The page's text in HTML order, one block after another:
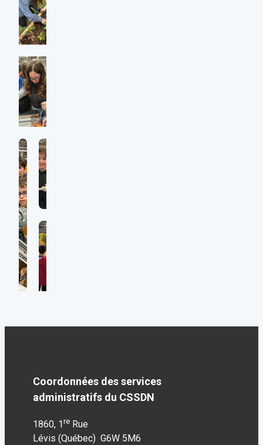
Coordonnées des services
administratifs du CSSDN
1860, 1re Rue
Lévis (Québec) G6W 5M6